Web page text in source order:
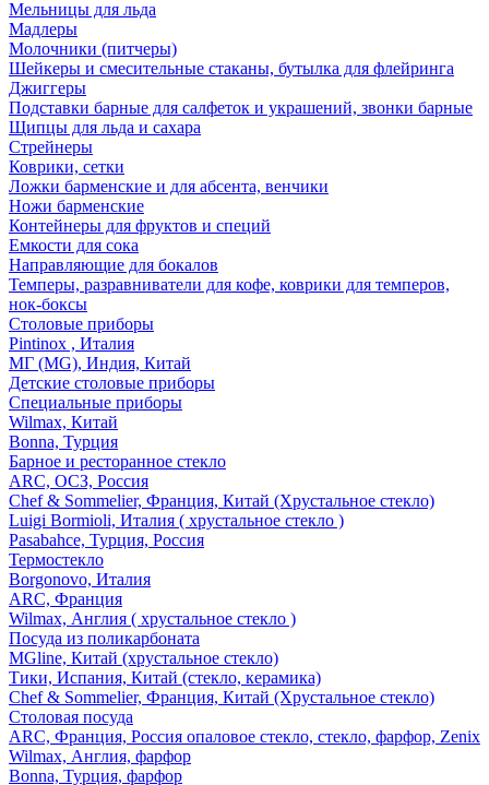
Мельницы для льда
Мадлеры
Молочники (питчеры)
Шейкеры и смесительные стаканы, бутылка для флейринга
Джиггеры
Подставки барные для салфеток и украшений, звонки барные
Щипцы для льда и сахара
Стрейнеры
Коврики, сетки
Ложки барменские и для абсента, венчики
Ножи барменские
Контейнеры для фруктов и специй
Емкости для сока
Направляющие для бокалов
Темперы, разравниватели для кофе, коврики для темперов,
нок-боксы
Столовые приборы
Pintinox , Италия
МГ (MG), Индия, Китай
Детские столовые приборы
Специальные приборы
Wilmax, Китай
Bonna, Турция
Барное и ресторанное стекло
ARC, ОСЗ, Россия
Chef & Sommelier, Франция, Китай (Хрустальное стекло)
Luigi Bormioli, Италия ( хрустальное стекло )
Pasabahce, Турция, Россия
Термостекло
Borgonovo, Италия
ARC, Франция
Wilmax, Англия ( хрустальное стекло )
Посуда из поликарбоната
MGline, Китай (хрустальное стекло)
Тики, Испания, Китай (стекло, керамика)
Chef & Sommelier, Франция, Китай (Хрустальное стекло)
Столовая посуда
ARC, Франция, Россия опаловое стекло, стекло, фарфор, Zenix
Wilmax, Англия, фарфор
Bonna, Турция, фарфор